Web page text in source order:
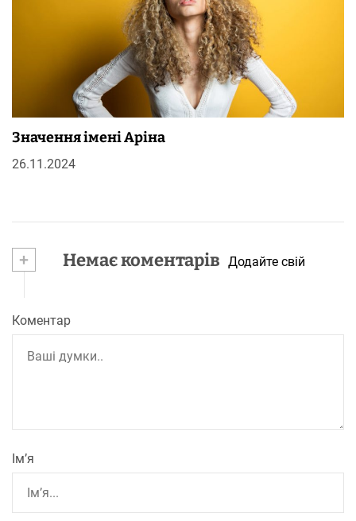
Значення імені Аріна
26.11.2024
+ Немає коментарів Додайте свій
Коментар
Ім’я